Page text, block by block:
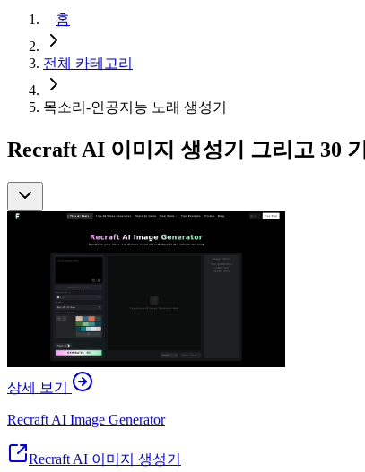
홈
전체 카테고리
목소리-인공지능 노래 생성기
Recraft AI 이미지 생성기 그리고 30
상세 보기
Recraft AI Image Generator
Recraft AI 이미지 생성기